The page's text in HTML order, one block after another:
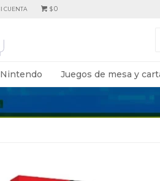
Nintendo Juegos de mesa y
$0